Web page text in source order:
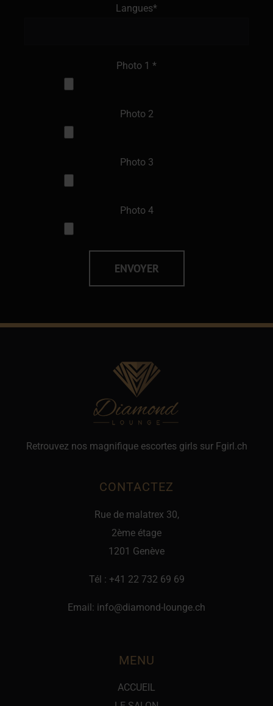
Langues*
Photo 1 *
Photo 2
Photo 3
Photo 4
Retrouvez nos magnifique escortes girls sur Fgirl.ch
CONTACTEZ
Rue de malatrex 30,
2ème étage
1201 Genève
Tél : +41 22 732 69 69
Email: info@diamond-lounge.ch
MENU
ACCUEIL